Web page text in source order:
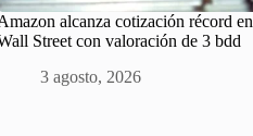
alcanza cotización récord en
Street con valoración de 3 bdd
3 agosto, 2026